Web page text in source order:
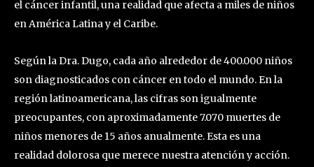
el cáncer infantil, una realidad que afecta a miles de niños
en América Latina y el Caribe.
Según la Dra. Dugo, cada año alrededor de 400.000 niños
son diagnosticados con cáncer en todo el mundo. En la
región latinoamericana, las cifras son igualmente
preocupantes, con aproximadamente 7.070 muertes de
niños menores de 15 años anualmente. Esta es una
realidad dolorosa que merece nuestra atención y acción.